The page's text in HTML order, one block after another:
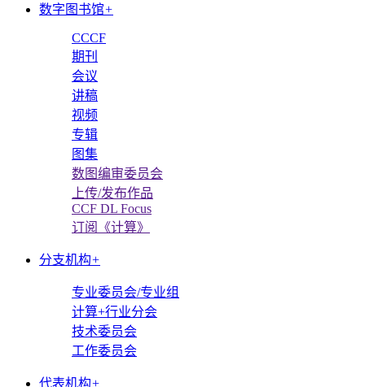
数字图书馆+
CCCF
期刊
会议
讲稿
视频
专辑
图集
数图编审委员会
上传/发布作品
CCF DL Focus
订阅《计算》
分支机构+
专业委员会/专业组
计算+行业分会
技术委员会
工作委员会
代表机构+